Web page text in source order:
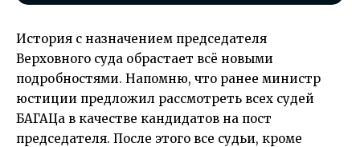
История с назначением председателя
Верховного суда обрастает всё новыми
подробностями. Напомню, что ранее министр
юстиции предложил рассмотреть всех судей
БАГАЦа в качестве кандидатов на пост
председателя. После этого все судьи, кроме